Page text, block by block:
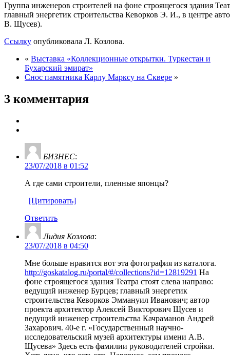
Группа инженеров строителей на фоне строящегося здания
главный энергетик строительства Кеворков Э. И., в центре
В. Щусев).
Ссылку опубликовала Л. Козлова.
« Выставка «Коллекционные открытки. Туркестан и
Бухарский эмират»
Снос памятника Карлу Марксу на Сквере »
3 комментария
БИЗНЕС:
23/07/2018 в 01:52
А где сами строители, пленные японцы?
[Цитировать]
Ответить
Лидия Козлова:
23/07/2018 в 04:50
Мне больше нравится вот эта фотография из каталога.
http://goskatalog.ru/portal/#/collections?id=12819291 На
фоне строящегося здания Театра стоят слева направо:
ведущий инженер Бурцев; главный энергетик
строительства Кеворков Эммануил Иванович; автор
проекта архитектор Алексей Викторович Щусев и
ведущий инженер строительства Качраманов Андрей
Захарович. 40-е г. «Государственный научно-
исследовательский музей архитектуры имени А.В.
Щусева» Здесь есть фамилии руководителей стройки.